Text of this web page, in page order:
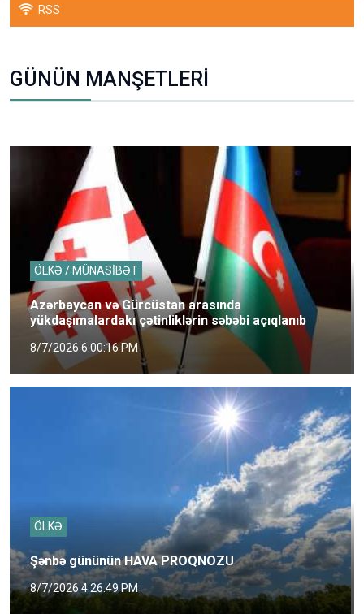
RSS
GÜNÜN MANŞETLERİ
ÖLKƏ / MÜNASİBƏT
Azərbaycan və Gürcüstan arasında
yükdaşımalardakı çətinliklərin səbəbi açıqlanıb
8/7/2026 6:00:16 PM
ÖLKƏ
Şənbə gününün HAVA PROQNOZU
8/7/2026 4:26:49 PM